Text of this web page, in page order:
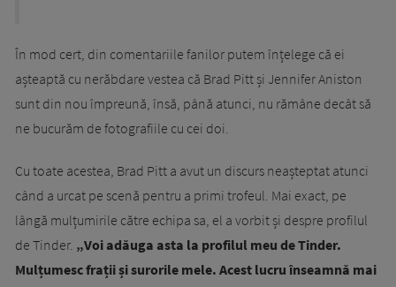
În mod cert, din comentariile fanilor putem înțelege că ei
așteaptă cu nerăbdare vestea că Brad Pitt și Jennifer Aniston
sunt din nou împreună, însă, până atunci, nu rămâne decât să
ne bucurăm de fotografiile cu cei doi.
Cu toate acestea, Brad Pitt a avut un discurs neașteptat atunci
când a urcat pe scenă pentru a primi trofeul. Mai exact, pe
lângă mulțumirile către echipa sa, el a vorbit și despre profilul
de Tinder. „Voi adăuga asta la profilul meu de Tinder.
Mulțumesc frații și surorile mele. Acest lucru înseamnă mai